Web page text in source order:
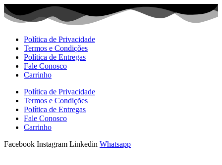
Ir
para
Política de Privacidade
Termos e Condições
Política de Entregas
Fale Conosco
Carrinho
Política de Privacidade
Termos e Condições
Política de Entregas
Fale Conosco
Carrinho
Facebook Instagram Linkedin Whatsapp